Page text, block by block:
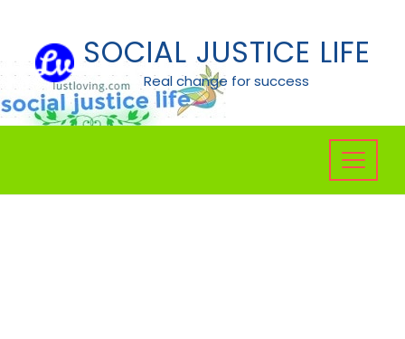
content
SOCIAL JUSTICE LIFE
Real change for success